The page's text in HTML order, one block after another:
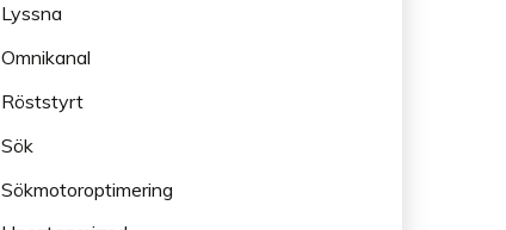
Lyssna
Omnikanal
Röststyrt
Sök
Sökmotoroptimering